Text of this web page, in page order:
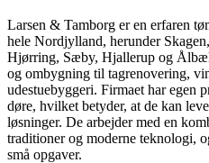
Larsen & Tamborg er en erfaren
hele Nordjylland, herunder
Hjørring, Sæby, Hjallerup og
og ombygning til tagrenovering,
udestuebyggeri. Firmaet har egen
døre, hvilket betyder, at de kan
løsninger. De arbejder med en
traditioner og moderne teknologi,
små opgaver.